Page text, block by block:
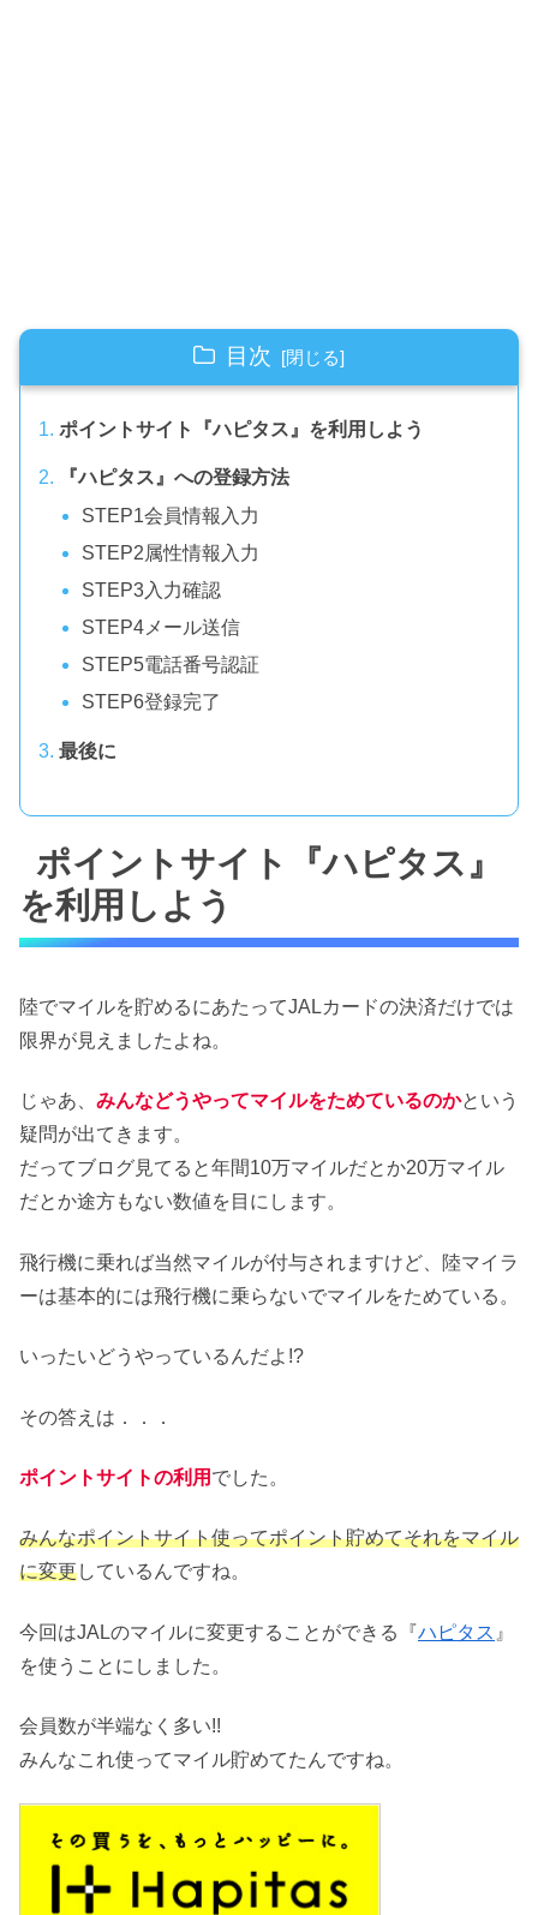
目次
ポイントサイト『ハピタス』を利用しよう
『ハピタス』への登録方法
STEP1会員情報入力
STEP2属性情報入力
STEP3入力確認
STEP4メール送信
STEP5電話番号認証
STEP6登録完了
最後に
ポイントサイト『ハピタス』
を利用しよう
陸でマイルを貯めるにあたってJALカードの決済だけでは
限界が見えましたよね。
じゃあ、 みんなどうやってマイルをためているのかという
疑問が出てきます。
だってブログ見てると年間10万マイルだとか20万マイル
だとか途方もない数値を目にします。
飛行機に乗れば当然マイルが付与されますけど、陸マイラ
ーは基本的には飛行機に乗らないでマイルをためている。
いったいどうやっているんだよ!?
その答えは．．．
ポイントサイトの利用 でした。
みんなポイントサイト使ってポイント貯めてそれをマイル
に変更しているんですね。
今回はJALのマイルに変更することができる『ハピタス 』
を使うことにしました。
会員数が半端なく多い!!
みんなこれ使ってマイル貯めてたんですね。